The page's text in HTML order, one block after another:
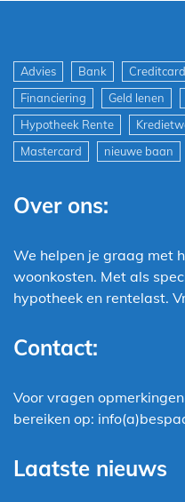
Advies Bank Creditcard
Financiering
Geld lenen
Hypotheek Rente
Mastercard
nieuwe baan
Over ons:
We helpen je graag met
woonkosten. Met als
hypotheek en rentelast.
Contact:
Voor vragen
bereiken op:
Laatste nieuws